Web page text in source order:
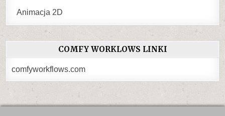
Animacja 2D
COMFY WORKLOWS LINKI
comfyworkflows.com